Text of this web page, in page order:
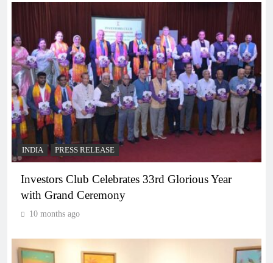
INDIA PRESS RELEASE
Investors Club Celebrates 33rd Glorious Year
with Grand Ceremony
10 months ago